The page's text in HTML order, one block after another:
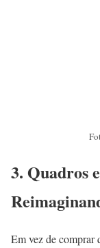
3. Quadros
Em vez de comprar